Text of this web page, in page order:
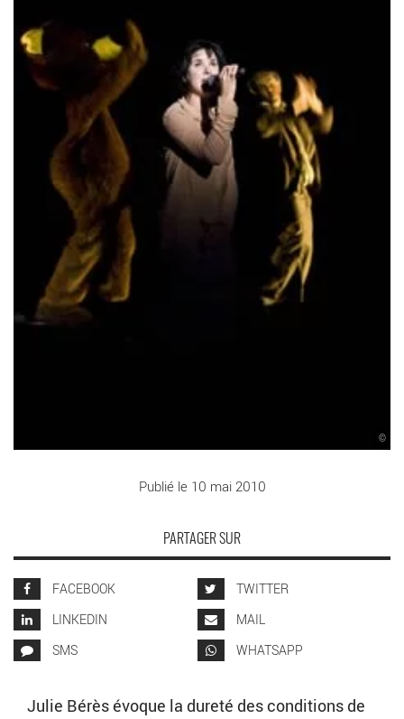
©
Publié le 10 mai 2010
PARTAGER SUR
FACEBOOK
TWITTER
LINKEDIN
MAIL
SMS
WHATSAPP
Julie Bérès évoque la dureté des conditions de